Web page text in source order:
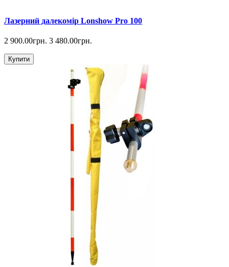
Лазерний далекомір Lonshow Pro 100
2 900.00грн. 3 480.00грн.
Купити